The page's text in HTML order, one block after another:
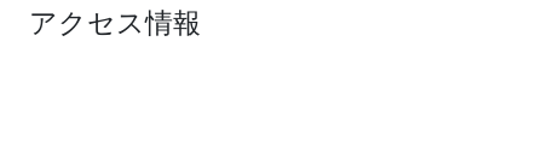
アクセス情報